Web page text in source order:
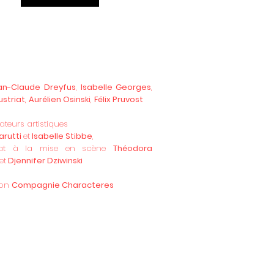
Claude Dreyfus, Isabelle Georges,
, Aurélien Osinski, Félix Pruvost
artistiques
etIsabelle Stibbe,
à la mise en scène Théodora
etDjennifer Dziwinski
Compagnie Characteres